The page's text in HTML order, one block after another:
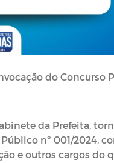
do Concurso
da Prefeita,
nº 001/2024,
e outros cargos do